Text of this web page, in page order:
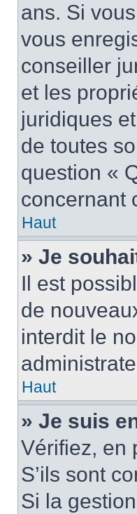
ans. Si
vous
conseiller
et les
juridiques
de toutes
question «
concernant
Haut
» Je
Il est
de
interdit le
Haut
» Je suis
Vérifiez, en
S’ils sont
Si la